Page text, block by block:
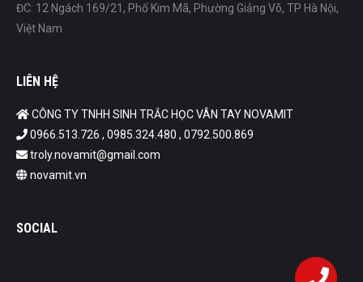
ĐC: 12 Ngách 169/21, Phố Kim Mã, Phường Giảng Võ, TP Hà Nội,
Việt Nam
LIÊN HỆ
CÔNG TY TNHH SINH TRẮC HỌC VÂN TAY NOVAMIT
0966.513.726 , 0985.324.480 , 0792.500.869
troly.novamit@gmail.com
novamit.vn
SOCIAL